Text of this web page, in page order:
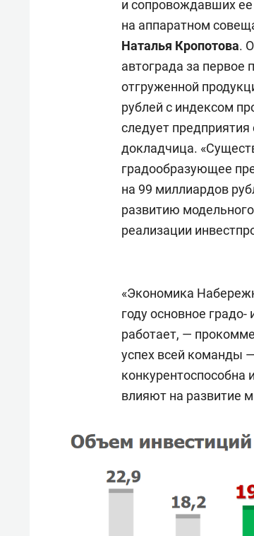
и сопровождавших
на аппаратном
Наталья Кропотова.
автограда за первое
отгруженной
рублей с индексом
следует
докладчица.
градообразующее
на 99 миллиардов
развитию
реализации
«Экономика
году основное
работает, —
успех всей команды
конкурентоспособна
влияют на развитие